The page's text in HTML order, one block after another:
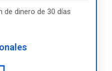
de dinero de 30 días